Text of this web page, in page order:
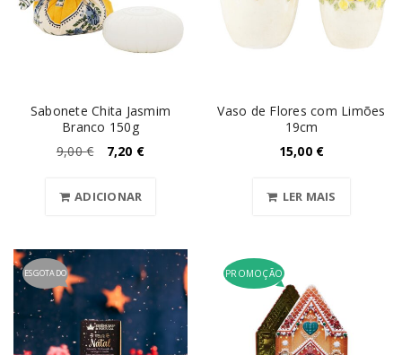
Sabonete Chita Jasmim
Branco 150g
9,00€ 7,20 €
ADICIONAR
Vaso de Flores com Limões
19cm
15,00 €
LER MAIS
ESGOTADO PROMOÇÃO